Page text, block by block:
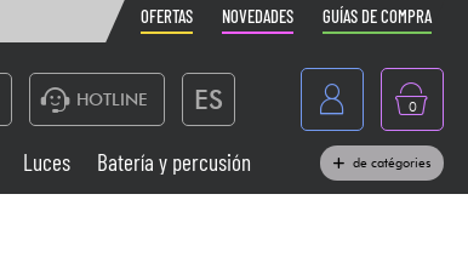
OFERTAS NOVEDADES GUÍAS DE COMPRA
HOTLINE ES
France
Belgique
0
Luces Batería y percusión de catégories